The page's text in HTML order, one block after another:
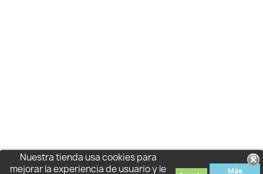
Nuestra tienda usa cookies para
mejorar la experiencia de usuario y le
Más